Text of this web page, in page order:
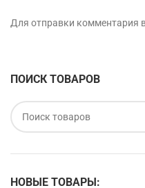
Для отправки комментария
ПОИСК ТОВАРОВ
НОВЫЕ ТОВАРЫ: